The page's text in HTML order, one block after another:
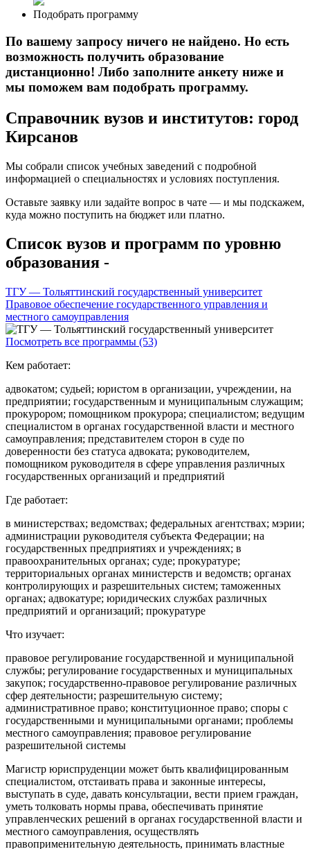
Подобрать программу
По вашему запросу ничего не найдено. Но есть
возможность получить образование
дистанционно! Либо заполните анкету ниже и
мы поможем вам подобрать программу.
Справочник вузов и институтов: город
Кирсанов
Мы собрали список учебных заведений с подробной
информацией о специальностях и условиях поступления.
Оставьте заявку или задайте вопрос в чате — и мы подскажем,
куда можно поступить на бюджет или платно.
Список вузов и программ по уровню
образования -
ТГУ — Тольяттинский государственный университет
Правовое обеспечение государственного управления и
местного самоуправления
Посмотреть все программы (53)
Кем работает:
адвокатом; судьей; юристом в организации, учреждении, на
предприятии; государственным и муниципальным служащим;
прокурором; помощником прокурора; специалистом; ведущим
специалистом в органах государственной власти и местного
самоуправления; представителем сторон в суде по
доверенности без статуса адвоката; руководителем,
помощником руководителя в сфере управления различных
государственных организаций и предприятий
Где работает:
в министерствах; ведомствах; федеральных агентствах; мэрии;
администрации руководителя субъекта Федерации; на
государственных предприятиях и учреждениях; в
правоохранительных органах; суде; прокуратуре;
территориальных органах министерств и ведомств; органах
контролирующих и разрешительных систем; таможенных
органах; адвокатуре; юридических службах различных
предприятий и организаций; прокуратуре
Что изучает:
правовое регулирование государственной и муниципальной
службы; регулирование государственных и муниципальных
закупок; государственно-правовое регулирование различных
сфер деятельности; разрешительную систему;
административное право; конституционное право; споры с
государственными и муниципальными органами; проблемы
местного самоуправления; правовое регулирование
разрешительной системы
Магистр юриспруденции может быть квалифицированным
специалистом, отстаивать права и законные интересы,
выступать в суде, давать консультации, вести прием граждан,
уметь толковать нормы права, обеспечивать принятие
управленческих решений в органах государственной власти и
местного самоуправления, осуществлять
правоприменительную деятельность, принимать властные